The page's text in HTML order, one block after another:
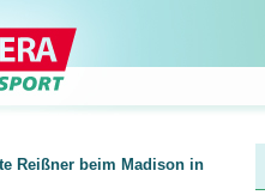
Reißner beim Madison in